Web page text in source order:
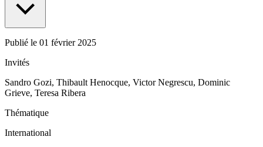
Publié le 01 février 2025
Invités
Sandro Gozi, Thibault Henocque, Victor Negrescu, Dominic
Grieve, Teresa Ribera
Thématique
International